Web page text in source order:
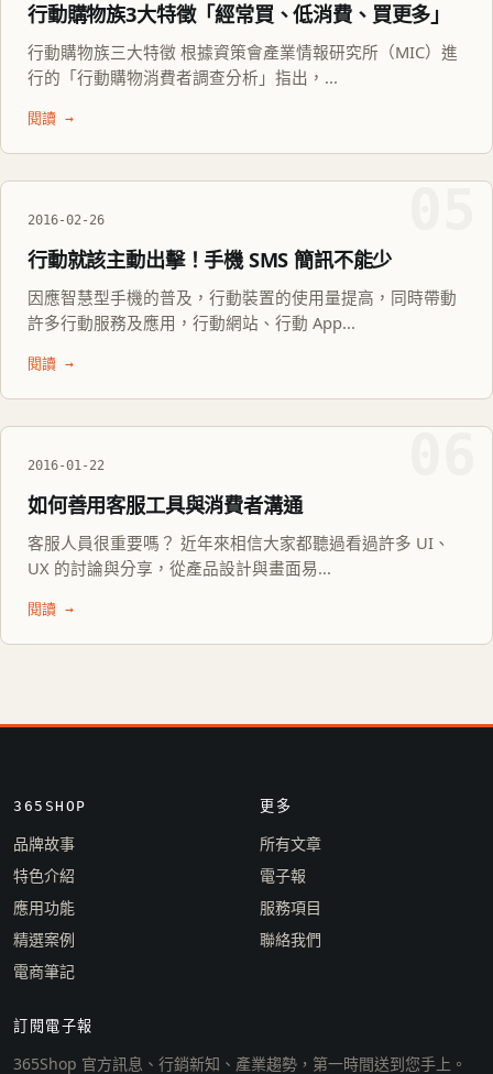
行動購物族3大特徵「經常買、低消費、買更多」
行動購物族三大特徵 根據資策會產業情報研究所（MIC）進
行的「行動購物消費者調查分析」指出，...
閱讀 →
2016-02-26
行動就該主動出擊！手機 SMS 簡訊不能少
因應智慧型手機的普及，行動裝置的使用量提高，同時帶動
許多行動服務及應用，行動網站、行動 App...
閱讀 →
2016-01-22
如何善用客服工具與消費者溝通
客服人員很重要嗎？ 近年來相信大家都聽過看過許多 UI、
UX 的討論與分享，從產品設計與畫面易...
閱讀 →
365SHOP
品牌故事
特色介紹
應用功能
精選案例
電商筆記
更多
所有文章
電子報
服務項目
聯絡我們
訂閱電子報
365Shop 官方訊息、行銷新知、產業趨勢，第一時間送到您手上。